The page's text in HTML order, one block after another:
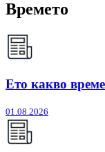
Времето
Ето какво
01.08.2026